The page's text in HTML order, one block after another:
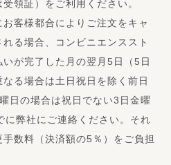
受領証）をご利用ください。
客様都合によりご注文をキャ
れる場合、コンビニエンススト
いが完了した月の翌月5日（5日
る場合は土日祝日を除く前日
日の場合は祝日でない3日金曜
に弊社にご連絡ください。それ
手数料（決済額の5％）をご負担